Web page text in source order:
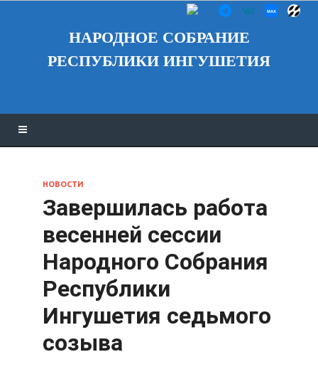
НАРОДНОЕ СОБРАНИЕ
РЕСПУБЛИКИ ИНГУШЕТИЯ
НОВОСТИ
Завершилась работа
весенней сессии
Народного Собрания
Республики
Ингушетия седьмого
созыва